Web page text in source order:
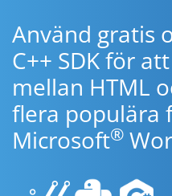
Använd gratis
C++ SDK för
mellan HTML
flera populära
Microsoft®